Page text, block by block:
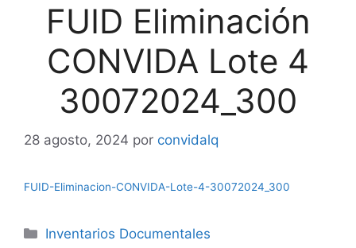
FUID Eliminación
CONVIDA Lote 4
30072024_300
28 agosto, 2024 por convidalq
FUID-Eliminacion-CONVIDA-Lote-4-30072024_300
Categorías
Inventarios Documentales